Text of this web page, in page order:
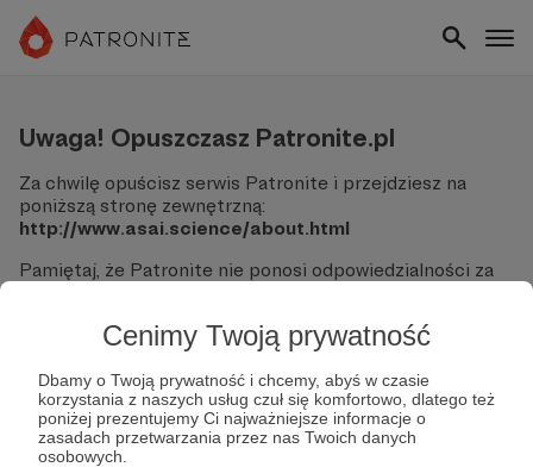
Cenimy Twoją prywatność
Dbamy o Twoją prywatność i chcemy, abyś w czasie
korzystania z naszych usług czuł się komfortowo, dlatego też
poniżej prezentujemy Ci najważniejsze informacje o
zasadach przetwarzania przez nas Twoich danych
osobowych.
Uwaga! Opuszczasz Patronite.pl
Za chwilę opuścisz serwis Patronite i przejdziesz na
poniższą stronę zewnętrzną:
http://www.asai.science/about.html
Pamiętaj, że Patronite nie ponosi odpowiedzialności za
Nie podawaj swoich danych logowania ani informacji
finansowych na podjerzanych stronach.
Sprawdź dokładnie adres URL, zanim klikniesz przycisk
"Tak, przejdź do strony".
Jeśli masz wątpliwości, wróć do Patronite i zweryfikuj
link.